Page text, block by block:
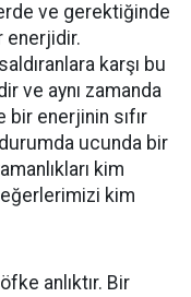
ve gerektiğinde
enerjidir.
karşı bu
ve aynı zamanda
bir enerjinin sıfır
ucunda bir
kim
kim
anlıktır. Bir